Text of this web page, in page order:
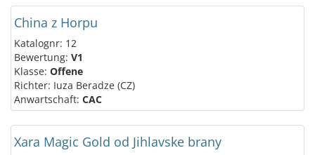
China z Horpu
Katalognr: 12
Bewertung: V1
Klasse: Offene
Richter: Iuza Beradze (CZ)
Anwartschaft: CAC
Xara Magic Gold od Jihlavske brany